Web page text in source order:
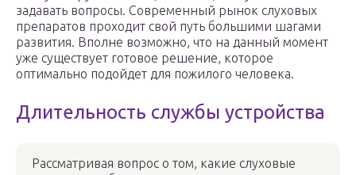
задавать вопросы. Современный рынок слуховых
препаратов проходит свой путь большими шагами
развития. Вполне возможно, что на данный момент
уже существует готовое решение, которое
оптимально подойдет для пожилого человека.
Длительность службы устройства
Рассматривая вопрос о том, какие слуховые